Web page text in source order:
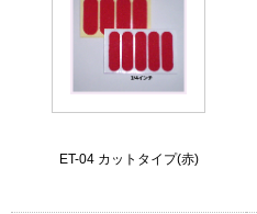
ET-04 カットタイプ(赤)